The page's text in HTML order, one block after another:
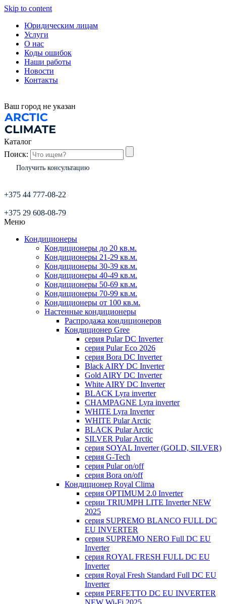
Skip to content
Юридическим лицам
Услуги
О нас
Коды ошибок
Наши работы
Новости
Контакты
Ваш город не указан
Каталог
Поиск:
Получить консультацию
+375 44 777-08-22
+375 29 608-08-79
Меню
Кондиционеры
Кондиционеры до 20 кв.м.
Кондиционеры 21-29 кв.м.
Кондиционеры 30-39 кв.м.
Кондиционеры 40-49 кв.м.
Кондиционеры 50-69 кв.м.
Кондиционеры 70-99 кв.м.
Кондиционеры от 100 кв.м.
Настенные кондиционеры
Распродажа кондиционеров
Кондиционер Gree
серия Pular DC Inverter
серия Pular Eco 2026
серия Bora DC Inverter
Black AIRY DC Inverter
Gold AIRY DC Inverter
White AIRY DC Inverter
BLACK Lyra inverter
CHAMPAGNE Lyra inverter
WHITE Lyra Inverter
WHITE Pular Arctic
BLACK Pular Arctic
SILVER Pular Arctic
серия SOYAL Inverter (GOLD, SILVER)
серия G-Tech
серия Pular on/off
серия Bora on/off
Кондиционер Royal Clima
серия OPTIMUM 2.0 Inverter
серии TRIUMPH LITE Inverter NEW
2025
серия SUPREMO BLANCO FULL DC
EU INVERTER
серия SUPREMO NERO Full DC EU
Inverter
серия ROYAL FRESH FULL DC EU
Inverter
серия Royal Fresh Standard Full DC EU
Inverter
серия PERFETTO DC EU INVERTER
NEW Wi-Fi 2025